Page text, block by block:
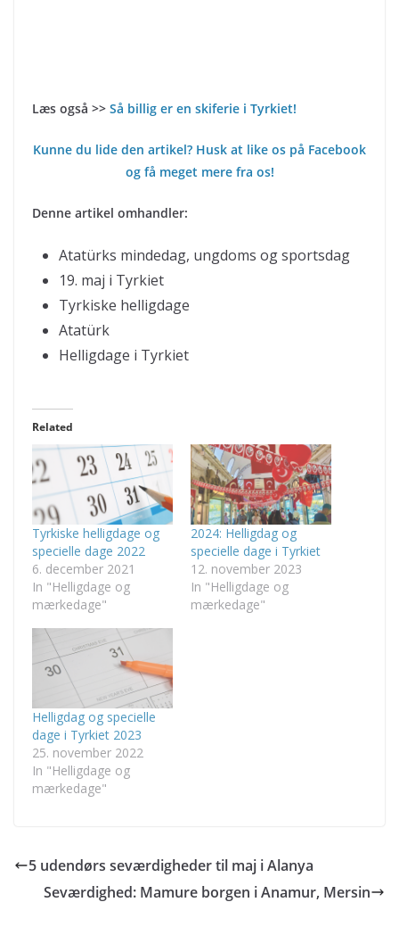
Læs også >> Så billig er en skiferie i Tyrkiet!
Kunne du lide den artikel? Husk at like os på Facebook
og få meget mere fra os!
Denne artikel omhandler:
Atatürks mindedag, ungdoms og sportsdag
19. maj i Tyrkiet
Tyrkiske helligdage
Atatürk
Helligdage i Tyrkiet
Related
Tyrkiske helligdage og
specielle dage 2022
6. december 2021
In "Helligdage og
mærkedage"
2024: Helligdag og
specielle dage i Tyrkiet
12. november 2023
In "Helligdage og
mærkedage"
Helligdag og specielle
dage i Tyrkiet 2023
25. november 2022
In "Helligdage og
mærkedage"
5 udendørs seværdigheder til maj i Alanya
Seværdighed: Mamure borgen i Anamur, Mersin